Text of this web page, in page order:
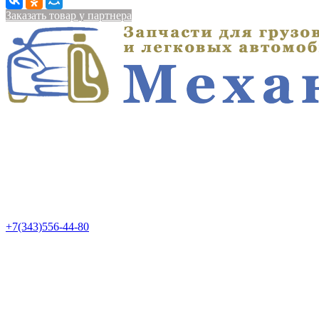
Заказать товар у партнера
+7(343)556-44-80